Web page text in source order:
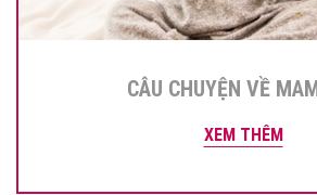
CÂU CHUYỆN VỀ
XEM THÊM